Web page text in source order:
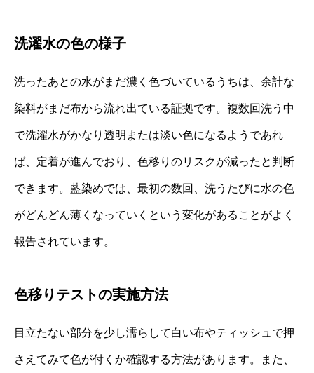
洗濯水の色の様子
洗ったあとの水がまだ濃く色づいているうちは、余計な
染料がまだ布から流れ出ている証拠です。複数回洗う中
で洗濯水がかなり透明または淡い色になるようであれ
ば、定着が進んでおり、色移りのリスクが減ったと判断
できます。藍染めでは、最初の数回、洗うたびに水の色
がどんどん薄くなっていくという変化があることがよく
報告されています。
色移りテストの実施方法
目立たない部分を少し濡らして白い布やティッシュで押
さえてみて色が付くか確認する方法があります。また、